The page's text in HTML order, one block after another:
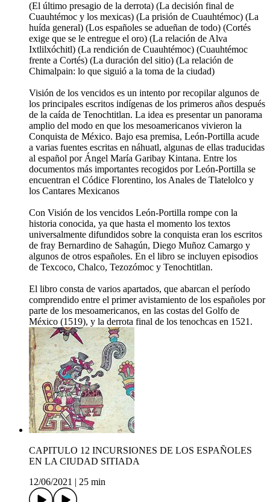
(El último presagio de la derrota) (La decisión final de
Cuauhtémoc y los mexicas) (La prisión de Cuauhtémoc) (La
huída general) (Los españoles se adueñan de todo) (Cortés
exige que se le entregue el oro) (La relación de Alva
Ixtlilxóchitl) (La rendición de Cuauhtémoc) (Cuauhtémoc
frente a Cortés) (La duración del sitio) (La relación de
Chimalpain: lo que siguió a la toma de la ciudad)
Visión de los vencidos es un intento por recopilar algunos de
los principales escritos indígenas de los primeros años después
de la caída de Tenochtitlan. La idea es presentar un panorama
amplio del modo en que los mesoamericanos vivieron la
Conquista de México. Bajo esa premisa, León-Portilla acude
a varias fuentes escritas en náhuatl, algunas de ellas traducidas
al español por Ángel María Garibay Kintana. Entre los
documentos más importantes recogidos por León-Portilla se
encuentran el Códice Florentino, los Anales de Tlatelolco y
los Cantares Mexicanos
Con Visión de los vencidos León-Portilla rompe con la
historia conocida, ya que hasta el momento los textos
universalmente difundidos sobre la conquista eran los escritos
de fray Bernardino de Sahagún, Diego Muñoz Camargo y
algunos de otros españoles. En el libro se incluyen episodios
de Texcoco, Chalco, Tezozómoc y Tenochtitlan.
El libro consta de varios apartados, que abarcan el período
comprendido entre el primer avistamiento de los españoles por
parte de los mesoamericanos, en las costas del Golfo de
México (1519), y la derrota final de los tenochcas en 1521.
CAPITULO 12 INCURSIONES DE LOS ESPAÑOLES
EN LA CIUDAD SITIADA
12/06/2021
25 min